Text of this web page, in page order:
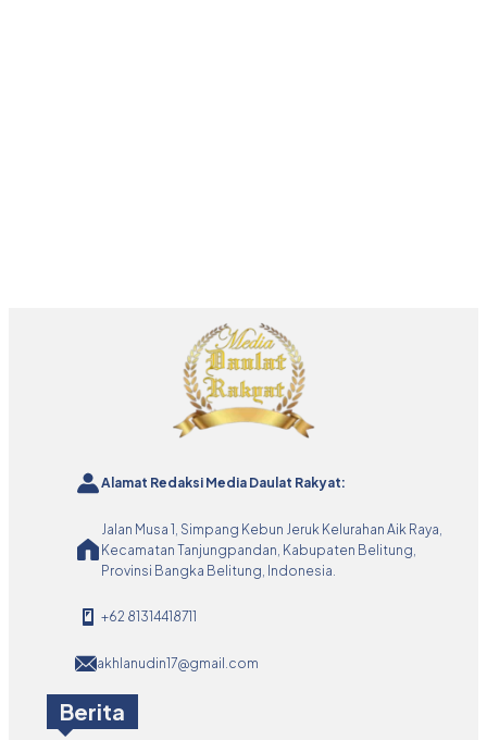
Alamat Redaksi Media Daulat Rakyat:
Jalan Musa 1, Simpang Kebun Jeruk Kelurahan Aik Raya,
Kecamatan Tanjungpandan, Kabupaten Belitung,
Provinsi Bangka Belitung, Indonesia.
+62 81314418711
akhlanudin17@gmail.com
Berita